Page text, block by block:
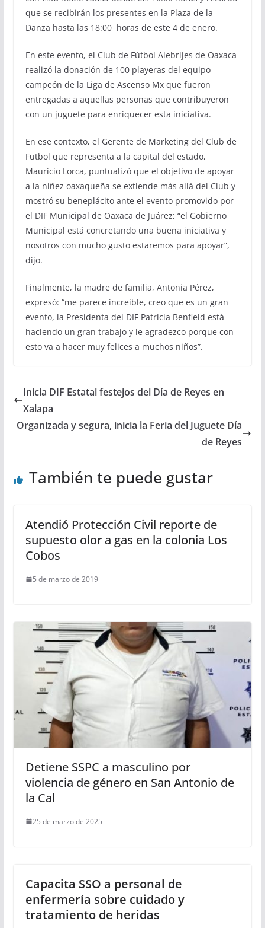
que se recibirán los presentes en la Plaza de la
Danza hasta las 18:00 horas de este 4 de enero.
En este evento, el Club de Fútbol Alebrijes de Oaxaca
realizó la donación de 100 playeras del equipo
campeón de la Liga de Ascenso Mx que fueron
entregadas a aquellas personas que contribuyeron
con un juguete para enriquecer esta iniciativa.
En ese contexto, el Gerente de Marketing del Club de
Futbol que representa a la capital del estado,
Mauricio Lorca, puntualizó que el objetivo de apoyar
a la niñez oaxaqueña se extiende más allá del Club y
mostró su beneplácito ante el evento promovido por
el DIF Municipal de Oaxaca de Juárez; “el Gobierno
Municipal está concretando una buena iniciativa y
nosotros con mucho gusto estaremos para apoyar”,
dijo.
Finalmente, la madre de familia, Antonia Pérez,
expresó: “me parece increíble, creo que es un gran
evento, la Presidenta del DIF Patricia Benfield está
haciendo un gran trabajo y le agradezco porque con
esto va a hacer muy felices a muchos niños”.
Inicia DIF Estatal festejos del Día de Reyes en
Xalapa
Organizada y segura, inicia la Feria del Juguete Día
de Reyes
También te puede gustar
Atendió Protección Civil reporte de
supuesto olor a gas en la colonia Los
Cobos
5 de marzo de 2019
Detiene SSPC a masculino por
violencia de género en San Antonio de
la Cal
25 de marzo de 2025
Capacita SSO a personal de
enfermería sobre cuidado y
tratamiento de heridas